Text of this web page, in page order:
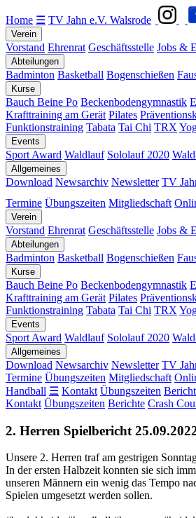
Home ☰ TV Jahn e.V. Walsrode
Verein
Vorstand Ehrenrat Geschäftsstelle Jobs &
Abteilungen
Badminton Basketball Bogenschießen
Kurse
Bauch Beine Po Beckenbodengymnastik
Krafttraining am Gerät Pilates
Funktionstraining Tabata Tai Chi TRX
Events
Sport Award Waldlauf Sololauf 2020
Allgemeines
Download Newsarchiv Newsletter TV
Termine Übungszeiten Mitgliedschaft
Verein
Vorstand Ehrenrat Geschäftsstelle Jobs &
Abteilungen
Badminton Basketball Bogenschießen
Kurse
Bauch Beine Po Beckenbodengymnastik
Krafttraining am Gerät Pilates
Funktionstraining Tabata Tai Chi TRX
Events
Sport Award Waldlauf Sololauf 2020
Allgemeines
Download Newsarchiv Newsletter TV
Termine Übungszeiten Mitgliedschaft
Handball ☰ Kontakt Übungszeiten
Kontakt Übungszeiten Berichte Crash
2. Herren Spielbericht
Unsere 2. Herren traf am gestrigen
In der ersten Halbzeit konnten sie sich
unseren Männern ein wenig das Tempo
Spielen umgesetzt werden sollen.